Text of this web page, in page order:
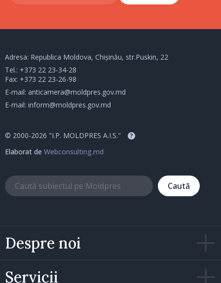
Despre noi
Servicii
Adresa: Republica Moldova, Chișinău, str.Puskin, 22
Tel.: +373 22 23-34-28
Fax: +373 22 23-26-98
E-mail: anticamera@moldpres.gov.md
E-mail: inform@moldpres.gov.md
© 2000-2026 "I.P. MOLDPRES A.I.S." ?
Elaborat de Webconsulting.md
Caută